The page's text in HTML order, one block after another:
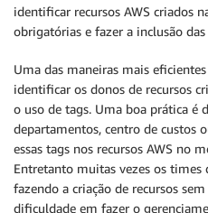
identificar recursos AWS criados
obrigatórias e fazer a inclusão
Uma das maneiras mais
identificar os donos de recursos
o uso de tags. Uma boa prática
departamentos, centro de custos
essas tags nos recursos AWS no
Entretanto muitas vezes os times
fazendo a criação de recursos
dificuldade em fazer o